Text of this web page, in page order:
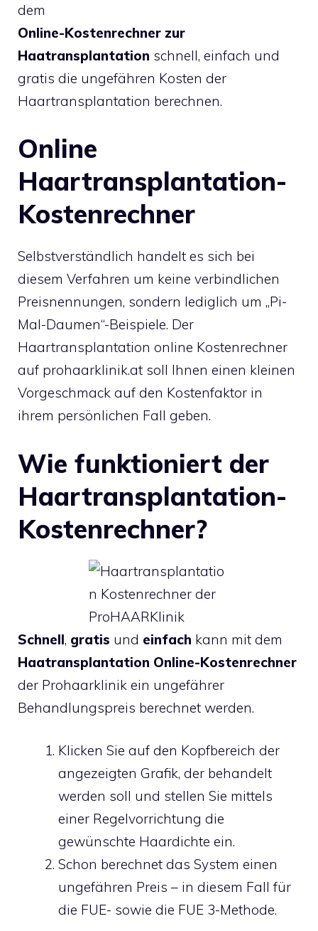
dem
Online-Kostenrechner zur
Haatransplantation schnell, einfach und
gratis die ungefähren Kosten der
Haartransplantation berechnen.
Online
Haartransplantation-
Kostenrechner
Selbstverständlich handelt es sich bei
diesem Verfahren um keine verbindlichen
Preisnennungen, sondern lediglich um „Pi-
Mal-Daumen“-Beispiele. Der
Haartransplantation online Kostenrechner
auf prohaarklinik.at soll Ihnen einen kleinen
Vorgeschmack auf den Kostenfaktor in
ihrem persönlichen Fall geben.
Wie funktioniert der
Haartransplantation-
Kostenrechner?
Schnell, gratis und einfach kann mit dem
Haatransplantation Online-Kostenrechner
der Prohaarklinik ein ungefährer
Behandlungspreis berechnet werden.
Klicken Sie auf den Kopfbereich der
angezeigten Grafik, der behandelt
werden soll und stellen Sie mittels
einer Regelvorrichtung die
gewünschte Haardichte ein.
Schon berechnet das System einen
ungefähren Preis – in diesem Fall für
die FUE- sowie die FUE 3-Methode.